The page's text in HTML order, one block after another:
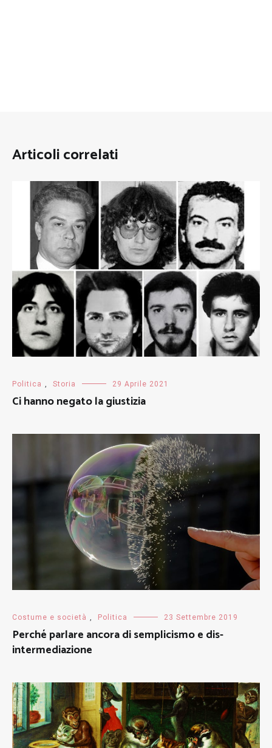
Articoli correlati
Politica Storia 29 Aprile 2021
Ci hanno negato la giustizia
Costume e società Politica 23 Settembre 2019
Perché parlare ancora di semplicismo e dis-
intermediazione